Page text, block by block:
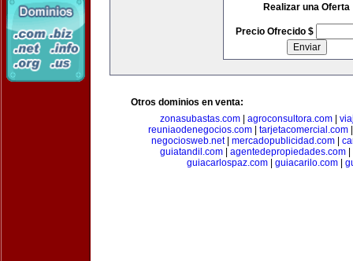
Realizar una Oferta
Precio Ofrecido $
Otros dominios en venta:
zonasubastas.com
agroconsultora.com
reuniaodenegocios.com| tarjetacomercial.com
negociosweb.net| mercadopublicidad.com
guiatandil.com| agentedepropiedades.com|
guiacarlospaz.com| guiacarilo.com|